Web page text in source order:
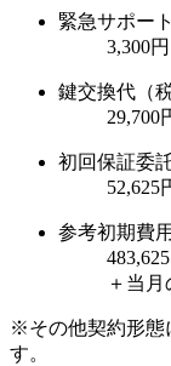
緊急サポー
3,300円
鍵交換代（税
29,700
初回保証委
52,625
参考初期費
483,625
＋当
※その他契約形態
す。